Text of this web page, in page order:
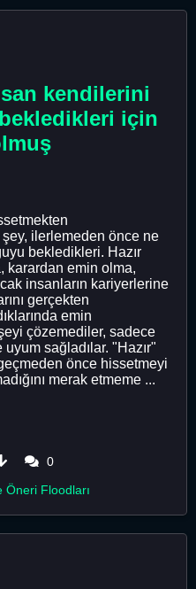
kendilerini
için
ilerlemeden önce ne
bekledikleri. Hazır
karardan emin olma,
insanların kariyerlerine
gerçekten
emin
çözemediler, sadece
sağladılar. "Hazır"
önce hissetmeyi
merak etmeme ...
0
Öneri Floodları